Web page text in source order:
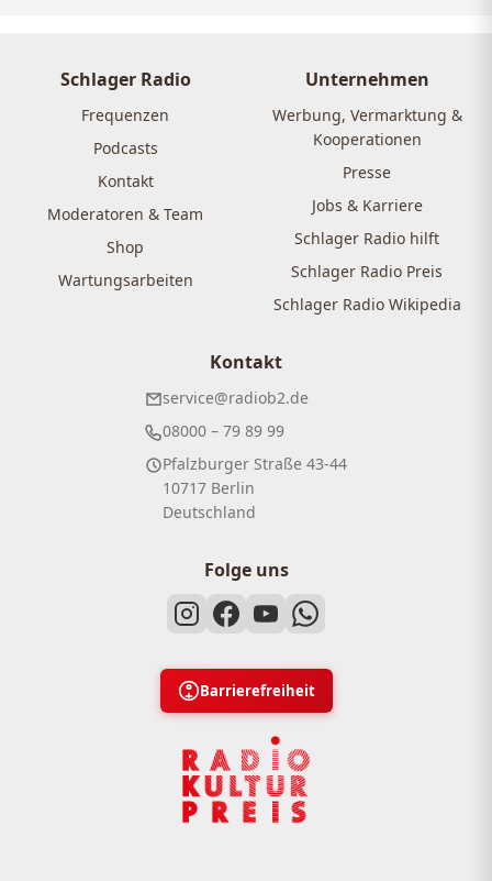
Schlager Radio
Frequenzen
Podcasts
Kontakt
Moderatoren & Team
Shop
Wartungsarbeiten
Unternehmen
Werbung, Vermarktung &
Kooperationen
Presse
Jobs & Karriere
Schlager Radio hilft
Schlager Radio Preis
Schlager Radio Wikipedia
Kontakt
service@radiob2.de
08000 – 79 89 99
Pfalzburger Straße 43-44
10717 Berlin
Deutschland
Folge uns
Barrierefreiheit